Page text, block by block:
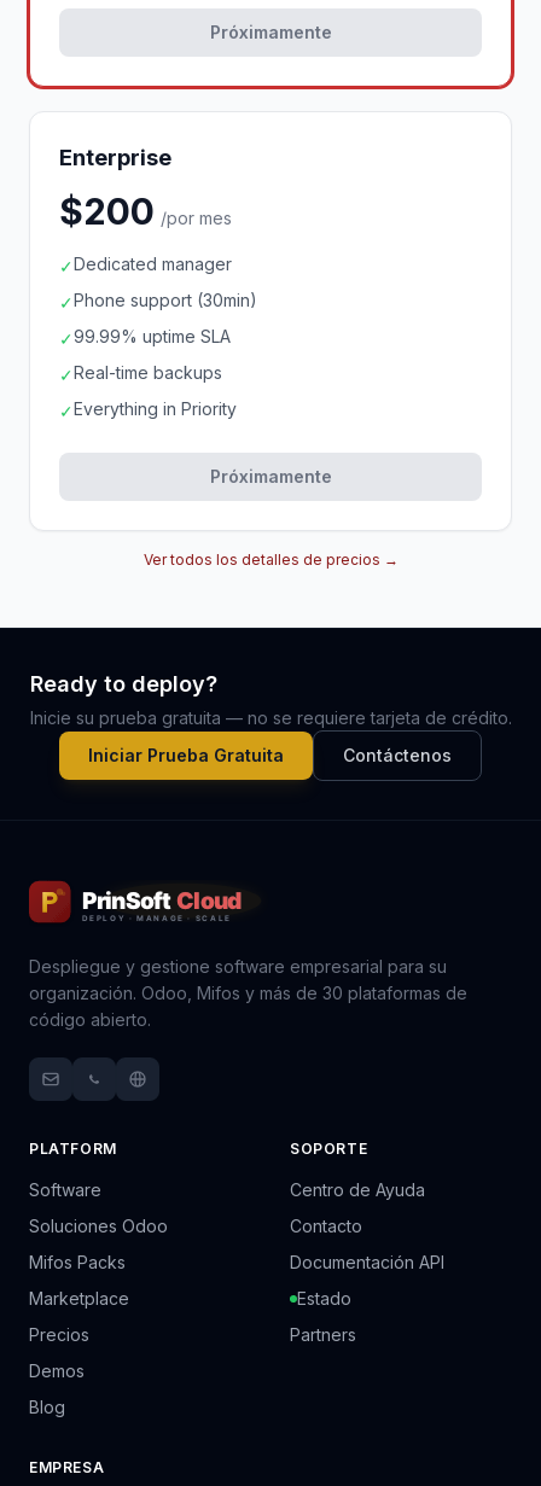
Próximamente
Enterprise
$200 /por mes
✓Dedicated manager
✓Phone support (30min)
✓99.99% uptime SLA
✓Real-time backups
✓Everything in Priority
Próximamente
Ver todos los detalles de precios →
Ready to deploy?
Inicie su prueba gratuita — no se requiere tarjeta de crédito.
Iniciar Prueba Gratuita
Contáctenos
Despliegue y gestione software empresarial para su
organización. Odoo, Mifos y más de 30 plataformas de
código abierto.
PLATFORM
Software
Soluciones Odoo
Mifos Packs
Marketplace
Precios
Demos
Blog
SOPORTE
Centro de Ayuda
Contacto
Documentación API
Estado
Partners
EMPRESA